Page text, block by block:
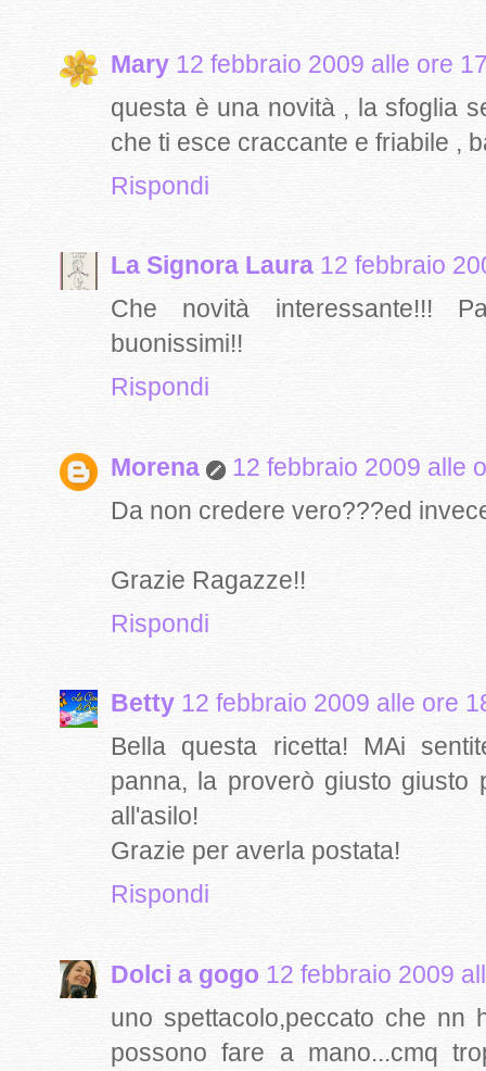
Mary 12 febbraio 2009 alle ore
questa è una novità , la sfoglia
che ti esce craccante e friabile ,
Rispondi
La Signora Laura 12 febbraio
Che novità interessante!!!
buonissimi!!
Rispondi
Morena
12 febbraio 2009 alle
Da non credere vero???ed
Grazie Ragazze!!
Rispondi
Betty 12 febbraio 2009 alle ore
Bella questa ricetta! MAi
panna, la proverò giusto giusto
all'asilo!
Grazie per averla postata!
Rispondi
Dolci a gogo 12 febbraio 2009
uno spettacolo,peccato che
possono fare a mano...cmq